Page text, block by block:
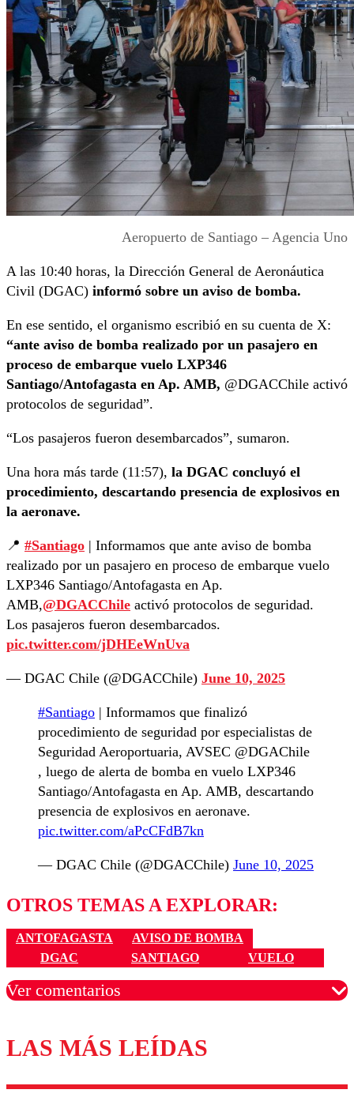
Aeropuerto de Santiago – Agencia Uno
A las 10:40 horas, la Dirección General de Aeronáutica
Civil (DGAC) informó sobre un aviso de bomba.
En ese sentido, el organismo escribió en su cuenta de X:
“ante aviso de bomba realizado por un pasajero en
proceso de embarque vuelo LXP346
Santiago/Antofagasta en Ap. AMB, @DGACChile activó
protocolos de seguridad”.
“Los pasajeros fueron desembarcados”, sumaron.
Una hora más tarde (11:57), la DGAC concluyó el
procedimiento, descartando presencia de explosivos en
la aeronave.
📍 #Santiago | Informamos que ante aviso de bomba
realizado por un pasajero en proceso de embarque vuelo
LXP346 Santiago/Antofagasta en Ap.
AMB,@DGACChile activó protocolos de seguridad.
Los pasajeros fueron desembarcados.
pic.twitter.com/jDHEeWnUva
— DGAC Chile (@DGACChile) June 10, 2025
#Santiago | Informamos que finalizó
procedimiento de seguridad por especialistas de
Seguridad Aeroportuaria, AVSEC @DGAChile
, luego de alerta de bomba en vuelo LXP346
Santiago/Antofagasta en Ap. AMB, descartando
presencia de explosivos en aeronave.
pic.twitter.com/aPcCFdB7kn
— DGAC Chile (@DGACChile) June 10, 2025
OTROS TEMAS A EXPLORAR:
ANTOFAGASTA
AVISO DE BOMBA
DGAC
SANTIAGO VUELO
Ver comentarios
Los comentarios son moderados para garantizar un
diálogo respetuoso.
LAS MÁS LEÍDAS